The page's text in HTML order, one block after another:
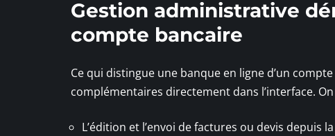
Gestion administrative
compte bancaire
Ce qui distingue une banque en ligne d’un
complémentaires directement dans l’interface.
L’édition et l’envoi de factures ou devis depuis